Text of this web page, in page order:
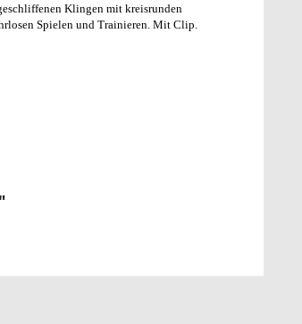
Klingen mit kreisrunden
Spielen und Trainieren. Mit Clip.